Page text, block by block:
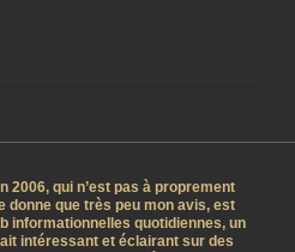
2006, qui n’est pas à proprement
donne que très peu mon avis, est
informationnelles quotidiennes, un
intéressant et éclairant sur des